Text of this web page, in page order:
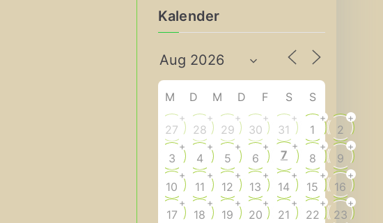
h
v
Kalender
M D M D F S S
27
+
28
+
29
+
30
+
31
+
1
+
2
+
3
+
4
+
5
+
6
+
7
+
8
+
9
+
10
+
11
+
12
+
13
+
14
+
15
+
16
+
17
+
18
+
19
+
20
+
21
+
22
+
23
+